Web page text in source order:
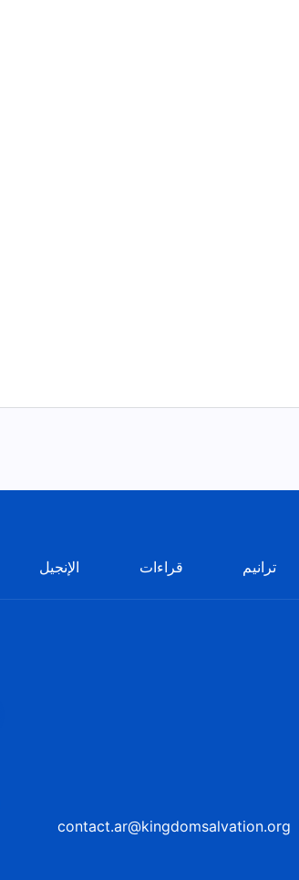
ترانيم قراءات الإنجيل
contact.ar@kingdomsalvation.org